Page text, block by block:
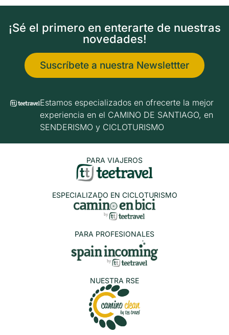
¡Sé el primero en enterarte de nuestras
novedades!
Suscríbete a nuestra Newslettter
Estamos especializados en ofrecerte la mejor
experiencia en el CAMINO DE SANTIAGO, en
SENDERISMO y CICLOTURISMO
PARA VIAJEROS
ESPECIALIZADO EN CICLOTURISMO
PARA PROFESIONALES
NUESTRA RSE